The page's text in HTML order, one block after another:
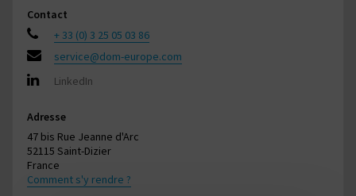
Contact
+ 33 (0) 3 25 05 03 86
service@dom-europe.com
LinkedIn
Adresse
47 bis Rue Jeanne d'Arc
52115 Saint-Dizier
France
Comment s'y rendre ?